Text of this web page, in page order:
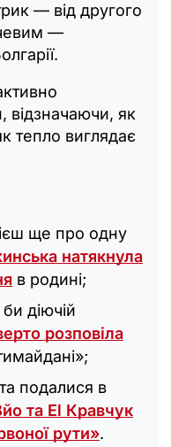
— від другого
—
відзначаючи, як
тепло виглядає
ще про одну
натякнула
в родині;
діючій
розповіла
подалися в
та El Кравчук
рути».